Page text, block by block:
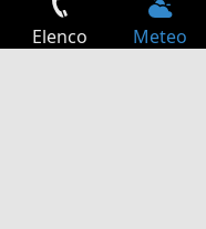
Elenco Meteo